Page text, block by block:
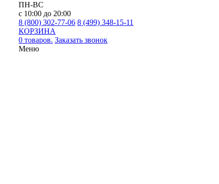
ПН-ВС
с 10:00 до 20:00
8 (800) 302-77-06 8 (499) 348-15-11
КОРЗИНА
0 товаров. Заказать звонок
Меню